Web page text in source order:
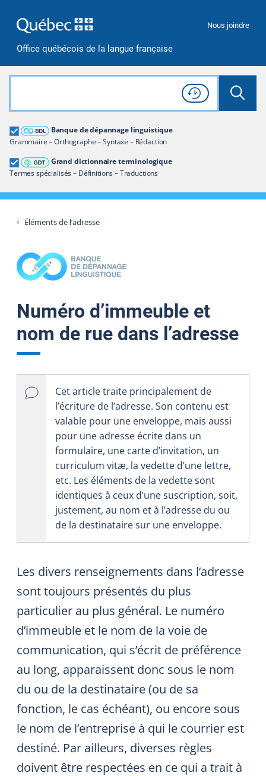
Office québécois de la langue française
Nous joindre
Rechercher dans tout le site
Lancer
Consulter l'
Historique
de recherche
Banque de dépannage linguistique
Grammaire – Orthographe – Syntaxe – Rédaction
Grand dictionnaire terminologique
Termes spécialisés – Définitions – Traductions
Grand dictionnaire terminologique
Restreindre aux termes
Éléments de l’adresse
Numéro d’immeuble et
nom de rue dans l’adresse
Cet article traite principalement de
l’écriture de l’adresse. Son contenu est
valable pour une enveloppe, mais aussi
pour une adresse écrite dans un
formulaire, une carte d’invitation, un
curriculum vitæ, la vedette d’une lettre,
etc. Les éléments de la vedette sont
identiques à ceux d’une suscription, soit,
justement, au nom et à l’adresse du ou
de la destinataire sur une enveloppe.
Les divers renseignements dans l’adresse
sont toujours présentés du plus
particulier au plus général. Le numéro
d’immeuble et le nom de la voie de
communication, qui s’écrit de préférence
au long, apparaissent donc sous le nom
du ou de la destinataire (ou de sa
fonction, le cas échéant), ou encore sous
le nom de l’entreprise à qui le courrier est
destiné. Par ailleurs, diverses règles
doivent être respectées en ce qui a trait à